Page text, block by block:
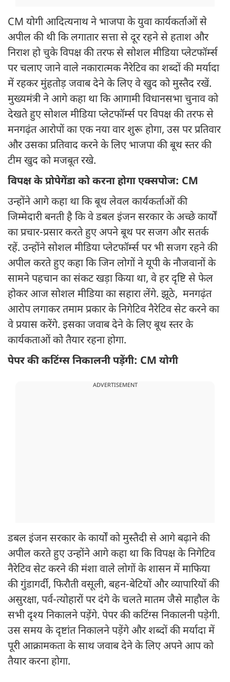
CM योगी आदित्यनाथ ने भाजपा के युवा कार्यकर्ताओं से
अपील की थी कि लगातार सत्ता से दूर रहने से हताश और
निराश हो चुके विपक्ष की तरफ से सोशल मीडिया प्लेटफॉर्म्स
पर चलाए जाने वाले नकारात्मक नैरेटिव का शब्दों की मर्यादा
में रहकर मुंहतोड़ जवाब देने के लिए वे खुद को मुस्तैद रखें.
मुख्यमंत्री ने आगे कहा था कि आगामी विधानसभा चुनाव को
देखते हुए सोशल मीडिया प्लेटफॉर्म्स पर विपक्ष की तरफ से
मनगढ़ंत आरोपों का एक नया वार शुरू होगा, उस पर प्रतिवार
और उसका प्रतिवाद करने के लिए भाजपा की बूथ स्तर की
टीम खुद को मजबूत रखे.
विपक्ष के प्रोपेगेंडा को करना होगा एक्सपोज: CM
उन्होंने आगे कहा था कि बूथ लेवल कार्यकर्ताओं की
जिम्मेदारी बनती है कि वे डबल इंजन सरकार के अच्छे कार्यों
का प्रचार-प्रसार करते हुए अपने बूथ पर सजग और सतर्क
रहें. उन्होंने सोशल मीडिया प्लेटफॉर्म्स पर भी सजग रहने की
अपील करते हुए कहा कि जिन लोगों ने यूपी के नौजवानों के
सामने पहचान का संकट खड़ा किया था, वे हर दृष्टि से फेल
होकर आज सोशल मीडिया का सहारा लेंगे. झूठे, मनगढ़ंत
आरोप लगाकर तमाम प्रकार के निगेटिव नैरेटिव सेट करने का
वे प्रयास करेंगे. इसका जवाब देने के लिए बूथ स्तर के
कार्यकताओं को तैयार रहना होगा.
पेपर की कटिंग्स निकालनी पड़ेंगी: CM योगी
ADVERTISEMENT
डबल इंजन सरकार के कार्यों को मुस्तैदी से आगे बढ़ाने की
अपील करते हुए उन्होंने आगे कहा था कि विपक्ष के निगेटिव
नैरेटिव सेट करने की मंशा वाले लोगों के शासन में माफिया
की गुंडागर्दी, फिरौती वसूली, बहन-बेटियों और व्यापारियों की
असुरक्षा, पर्व-त्योहारों पर दंगे के चलते मातम जैसे माहौल के
सभी दृश्य निकालने पड़ेंगे. पेपर की कटिंग्स निकालनी पड़ेगी.
उस समय के दृष्टांत निकालने पड़ेंगे और शब्दों की मर्यादा में
पूरी आक्रामकता के साथ जवाब देने के लिए अपने आप को
तैयार करना होगा.